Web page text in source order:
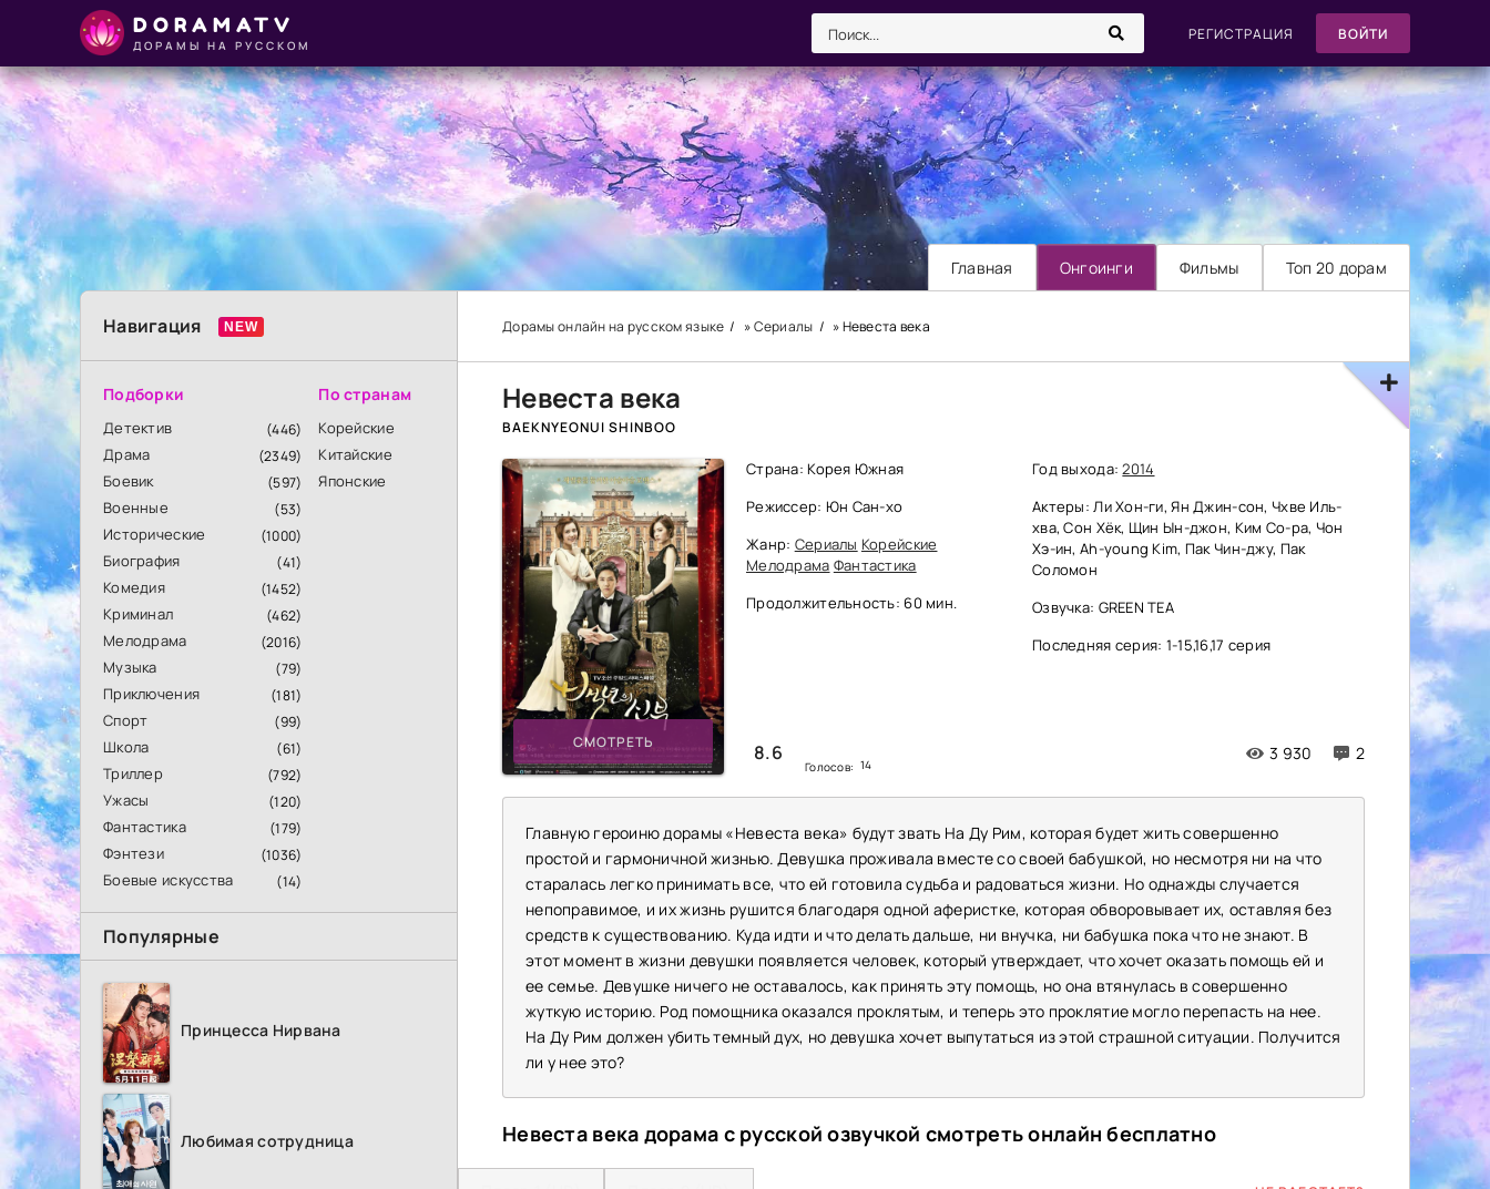
DORAMATV
ДОРАМЫ НА РУССКОМ
РЕГИСТРАЦИЯ ВОЙТИ
Главная Онгоинги Фильмы Топ 20 дорам
Навигация
Подборки
Детектив (446)
Драма (2349)
Боевик (597)
Военные (53)
Исторические (1000)
Биография (41)
Комедия (1452)
Криминал (462)
Мелодрама (2016)
Музыка (79)
Приключения (181)
Спорт (99)
Школа (61)
Триллер (792)
Ужасы (120)
Фантастика (179)
Фэнтези (1036)
Боевые искусства (14)
По странам
Корейские
Китайские
Японские
Популярные
Принцесса Нирвана
Любимая сотрудница
Дорамы онлайн на русском языке »Сериалы » Невеста века
Невеста века
BAEKNYEONUI SHINBOO
СМОТРЕТЬ
Страна: Корея Южная
Режиссер: Юн Сан-хо
Жанр: Сериалы Корейские
Мелодрама Фантастика
Продолжительность: 60 мин.
8.6
Голосов: 14
3 930 2
Год выхода:2014
Актеры: Ли Хон-ги, Ян Джин-сон, Чхве Иль-
хва, Сон Хёк, Щин Ын-джон, Ким Со-ра, Чон
Хэ-ин, Ah-young Kim, Пак Чин-джу, Пак
Соломон
Озвучка: GREEN TEA
Последняя серия: 1-15,16,17 серия
Главную героиню дорамы «Невеста века» будут звать На Ду Рим, которая будет жить совершенно
простой и гармоничной жизнью. Девушка проживала вместе со своей бабушкой, но несмотря ни на что
старалась легко принимать все, что ей готовила судьба и радоваться жизни. Но однажды случается
непоправимое, и их жизнь рушится благодаря одной аферистке, которая обворовывает их, оставляя без
средств к существованию. Куда идти и что делать дальше, ни внучка, ни бабушка пока что не знают. В
этот момент в жизни девушки появляется человек, который утверждает, что хочет оказать помощь ей и
ее семье. Девушке ничего не оставалось, как принять эту помощь, но она втянулась в совершенно
жуткую историю. Род помощника оказался проклятым, и теперь это проклятие могло перепасть на нее.
На Ду Рим должен убить темный дух, но девушка хочет выпутаться из этой страшной ситуации. Получится
ли у нее это?
Невеста века дорама с русской озвучкой смотреть онлайн бесплатно